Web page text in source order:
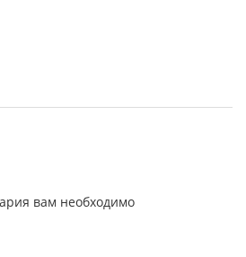
вам необходимо